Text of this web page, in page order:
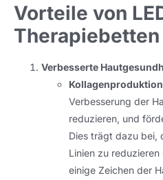
Vorteile von
Therapiebetten
Verbesserte
Verbesserung der
reduzieren, und
Dies trägt dazu bei,
Linien zu
einige Zeichen der